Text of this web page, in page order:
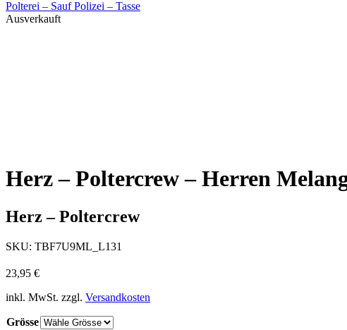
Polterei – Sauf Polizei – Tasse
Ausverkauft
Herz – Poltercrew – Herren
Herz – Poltercrew
SKU: TBF7U9ML_L131
23,95 €
inkl. MwSt. zzgl. Versandkosten
Grösse